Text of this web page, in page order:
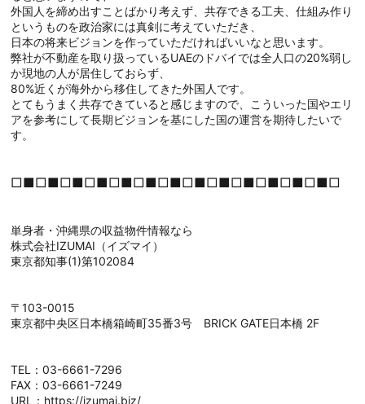
外国人を締め出すことばかり考えず、共存できる工夫、仕組み作り
というものを政治家には真剣に考えていただき、
日本の将来ビジョンを作っていただければいいなと思います。
弊社が不動産を取り扱っているUAEのドバイでは全人口の20%弱し
か現地の人が居住しておらず、
80%近くが海外から移住してきた外国人です。
とてもうまく共存できていると感じますので、こういった国やエリ
アを参考にして長期ビジョンを基にした国の運営を期待したいで
す。
□■□■□■□■□■□■□■□■□■□■□■□■□■□
単身者・沖縄県の収益物件情報なら
株式会社IZUMAI（イズマイ）
東京都知事(1)第102084
〒103-0015
東京都中央区日本橋箱崎町35番3号 BRICK GATE日本橋 2F
TEL：03-6661-7296
FAX：03-6661-7249
URL：https://izumai.biz/